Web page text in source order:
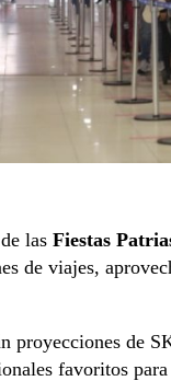
las Fiestas
de viajes,
proyecciones de
favoritos para